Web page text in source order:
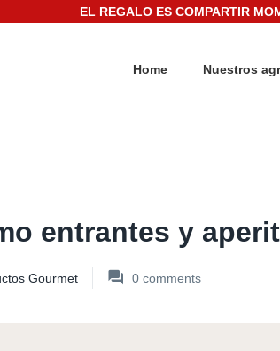
EL REGALO ES COMPARTIR
Home Nuestros
entrantes y
Gourmet 0 comments